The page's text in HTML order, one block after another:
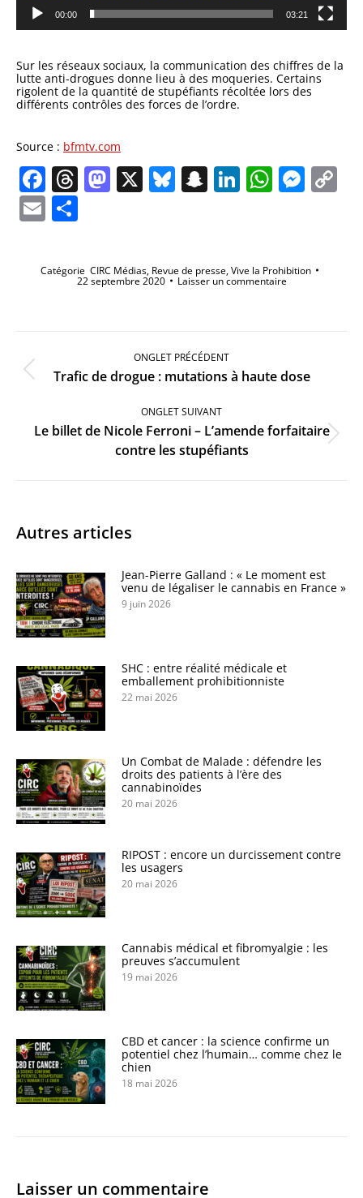
00:00 03:21
Sur les réseaux sociaux, la communication des chiffres de la
lutte anti-drogues donne lieu à des moqueries. Certains
rigolent de la quantité de stupéfiants récoltée lors des
différents contrôles des forces de l’ordre.
Source : bfmtv.com
Facebook
Threads
Mastodon
X Bluesky
Snapchat
LinkedIn
Email
Catégorie CIRC Médias, Revue de presse,Vive la Prohibition
22 septembre 2020 Laisser un commentaire
Navigation
commentaire
ONGLET PRÉCÉDENT
Onglet
précédent
Trafic de drogue : mutations à haute dose
ONGLET SUIVANT
Onglet
suivant
Le billet de Nicole Ferroni – L’amende forfaitaire
contre les stupéfiants
Autres articles
Jean-Pierre Galland : « Le moment est
venu de légaliser le cannabis en France »
9 juin 2026
SHC : entre réalité médicale et
emballement prohibitionniste
22 mai 2026
Un Combat de Malade : défendre les
droits des patients à l’ère des
cannabinoïdes
20 mai 2026
RIPOST : encore un durcissement contre
les usagers
20 mai 2026
Cannabis médical et fibromyalgie : les
preuves s’accumulent
19 mai 2026
CBD et cancer : la science confirme un
potentiel chez l’humain… comme chez le
chien
18 mai 2026
Laisser un commentaire